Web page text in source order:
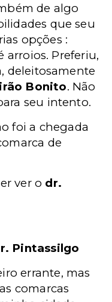
de algo
que seu
opções :
arroios. Preferiu,
deleitosamente
Bonito. Não
seu intento.
foi a chegada
de
ver o dr.
Pintassilgo
errante, mas
comarcas